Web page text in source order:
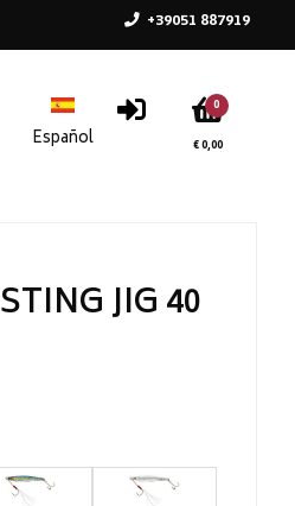
+39051 887919
0
€ 0,00
JIG 40